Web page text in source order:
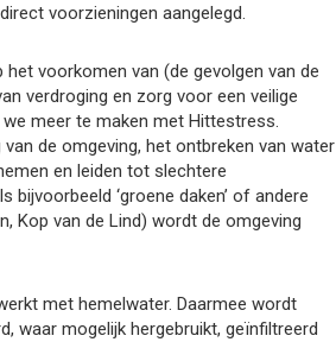
voorzieningen aangelegd.
voorkomen van (de gevolgen van de
verdroging en zorg voor een veilige
we meer te maken met Hittestress.
de omgeving, het ontbreken van water
en leiden tot slechtere
‘groene daken’ of andere
Kop van de Lind) wordt de omgeving
met hemelwater. Daarmee wordt
waar mogelijk hergebruikt, geïnfiltreerd